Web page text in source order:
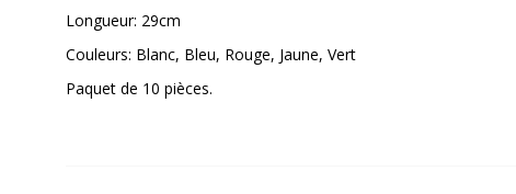
Longueur: 29cm
Couleurs: Blanc, Bleu, Rouge, Jaune, Vert
Paquet de 10 pièces.